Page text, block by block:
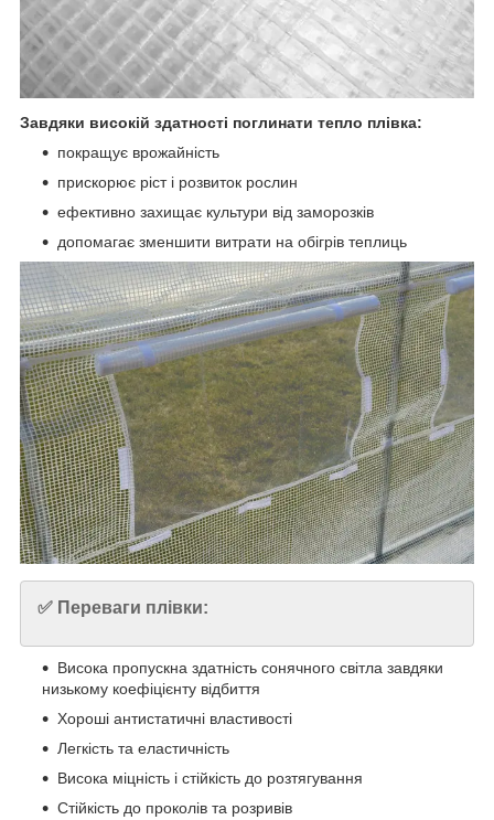
Завдяки високій здатності поглинати тепло плівка:
покращує врожайність
прискорює ріст і розвиток рослин
ефективно захищає культури від заморозків
допомагає зменшити витрати на обігрів теплиць
✅ Переваги плівки:
Висока пропускна здатність сонячного світла завдяки
низькому коефіцієнту відбиття
Хороші антистатичні властивості
Легкість та еластичність
Висока міцність і стійкість до розтягування
Стійкість до проколів та розривів